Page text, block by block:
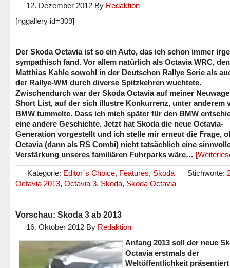
12. Dezember 2012 By Redaktion
[nggallery id=309]
Der Skoda Octavia ist so ein Auto, das ich schon immer
sympathisch fand. Vor allem natürlich als Octavia WRC, den
Matthias Kahle sowohl in der Deutschen Rallye Serie als
der Rallye-WM durch diverse Spitzkehren wuchtete.
Zwischendurch war der Skoda Octavia auf meiner
Short List, auf der sich illustre Konkurrenz, unter anderem
BMW tummelte. Dass ich mich später für den BMW
eine andere Geschichte. Jetzt hat Skoda die neue Octavia-
Generation vorgestellt und ich stelle mir erneut die Frage,
Octavia (dann als RS Combi) nicht tatsächlich eine
Verstärkung unseres familiären Fuhrparks wäre…
Kategorie: Editor´s Choice, Features, Skoda Stichworte:
Octavia 2013, Octavia 3, Skoda, Skoda Octavia
Vorschau: Skoda 3 ab 2013
16. Oktober 2012 By Redaktion
Anfang 2013 soll der neue
Octavia erstmals der
Weltöffentlichkeit präsentiert